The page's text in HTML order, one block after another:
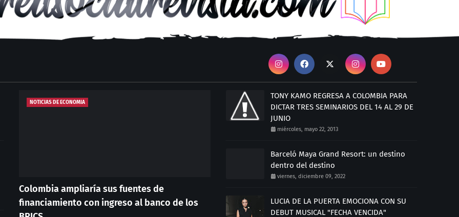
NOTICIAS DE ECONOMIA
Colombia ampliaría sus fuentes de
financiamiento con ingreso al banco de los
TONY KAMO REGRESA A COLOMBIA PARA
DICTAR TRES SEMINARIOS DEL 14 AL 29 DE
JUNIO
miércoles, mayo 22, 2013
Barceló Maya Grand Resort: un destino
dentro del destino
viernes, diciembre 09, 2022
LUCIA DE LA PUERTA EMOCIONA CON SU
DEBUT MUSICAL "FECHA VENCIDA"